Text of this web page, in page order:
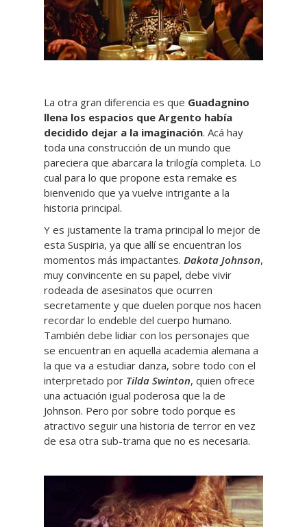
La otra gran diferencia es que Guadagnino
llena los espacios que Argento había
decidido dejar a la imaginación. Acá hay
toda una construcción de un mundo que
pareciera que abarcara la trilogía completa. Lo
cual para lo que propone esta remake es
bienvenido que ya vuelve intrigante a la
historia principal.
Y es justamente la trama principal lo mejor de
esta Suspiria, ya que allí se encuentran los
momentos más impactantes. Dakota Johnson,
muy convincente en su papel, debe vivir
rodeada de asesinatos que ocurren
secretamente y que duelen porque nos hacen
recordar lo endeble del cuerpo humano.
También debe lidiar con los personajes que
se encuentran en aquella academia alemana a
la que va a estudiar danza, sobre todo con el
interpretado por Tilda Swinton, quien ofrece
una actuación igual poderosa que la de
Johnson. Pero por sobre todo porque es
atractivo seguir una historia de terror en vez
de esa otra sub-trama que no es necesaria.